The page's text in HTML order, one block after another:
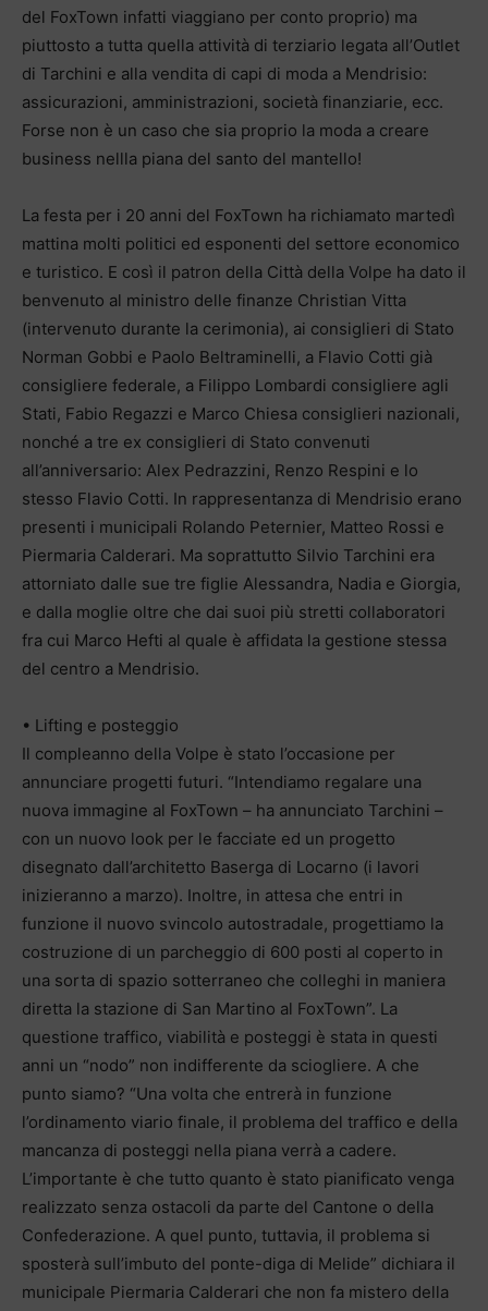
del FoxTown infatti viaggiano per conto proprio) ma
piuttosto a tutta quella attività di terziario legata all’Outlet
di Tarchini e alla vendita di capi di moda a Mendrisio:
assicurazioni, amministrazioni, società finanziarie, ecc.
Forse non è un caso che sia proprio la moda a creare
business nellla piana del santo del mantello!
La festa per i 20 anni del FoxTown ha richiamato martedì
mattina molti politici ed esponenti del settore economico
e turistico. E così il patron della Città della Volpe ha dato il
benvenuto al ministro delle finanze Christian Vitta
(intervenuto durante la cerimonia), ai consiglieri di Stato
Norman Gobbi e Paolo Beltraminelli, a Flavio Cotti già
consigliere federale, a Filippo Lombardi consigliere agli
Stati, Fabio Regazzi e Marco Chiesa consiglieri nazionali,
nonché a tre ex consiglieri di Stato convenuti
all’anniversario: Alex Pedrazzini, Renzo Respini e lo
stesso Flavio Cotti. In rappresentanza di Mendrisio erano
presenti i municipali Rolando Peternier, Matteo Rossi e
Piermaria Calderari. Ma soprattutto Silvio Tarchini era
attorniato dalle sue tre figlie Alessandra, Nadia e Giorgia,
e dalla moglie oltre che dai suoi più stretti collaboratori
fra cui Marco Hefti al quale è affidata la gestione stessa
del centro a Mendrisio.
• Lifting e posteggio
Il compleanno della Volpe è stato l’occasione per
annunciare progetti futuri. “Intendiamo regalare una
nuova immagine al FoxTown – ha annunciato Tarchini –
con un nuovo look per le facciate ed un progetto
disegnato dall’architetto Baserga di Locarno (i lavori
inizieranno a marzo). Inoltre, in attesa che entri in
funzione il nuovo svincolo autostradale, progettiamo la
costruzione di un parcheggio di 600 posti al coperto in
una sorta di spazio sotterraneo che colleghi in maniera
diretta la stazione di San Martino al FoxTown”. La
questione traffico, viabilità e posteggi è stata in questi
anni un “nodo” non indifferente da sciogliere. A che
punto siamo? “Una volta che entrerà in funzione
l’ordinamento viario finale, il problema del traffico e della
mancanza di posteggi nella piana verrà a cadere.
L’importante è che tutto quanto è stato pianificato venga
realizzato senza ostacoli da parte del Cantone o della
Confederazione. A quel punto, tuttavia, il problema si
sposterà sull’imbuto del ponte-diga di Melide” dichiara il
municipale Piermaria Calderari che non fa mistero della